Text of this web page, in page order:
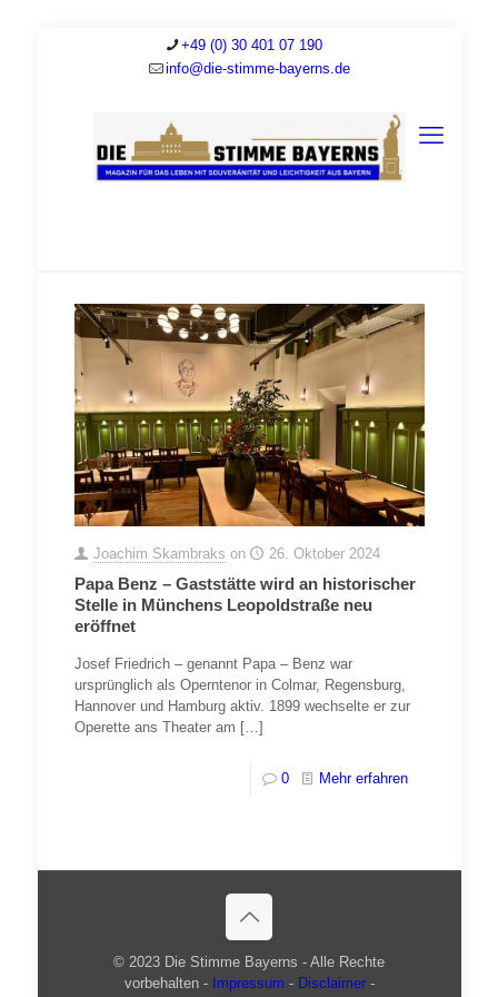
+49 (0) 30 401 07 190
info@die-stimme-bayerns.de
Joachim Skambraks on 26. Oktober 2024
Papa Benz – Gaststätte wird an historischer
Stelle in Münchens Leopoldstraße neu
eröffnet
Josef Friedrich – genannt Papa – Benz war
ursprünglich als Operntenor in Colmar, Regensburg,
Hannover und Hamburg aktiv. 1899 wechselte er zur
Operette ans Theater am […]
0 Mehr erfahren
© 2023 Die Stimme Bayerns - Alle Rechte
vorbehalten - Impressum - Disclaimer-